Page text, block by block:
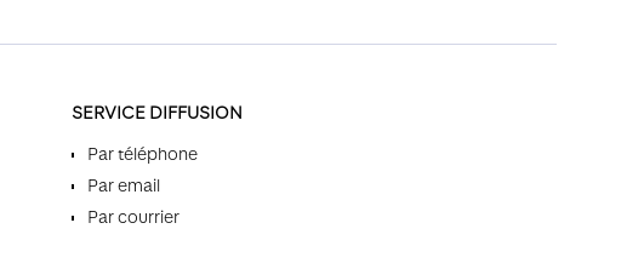
SERVICE DIFFUSION
Par téléphone
Par email
Par courrier